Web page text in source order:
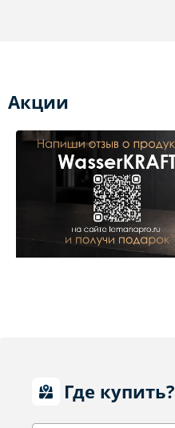
Акции
Где купить?